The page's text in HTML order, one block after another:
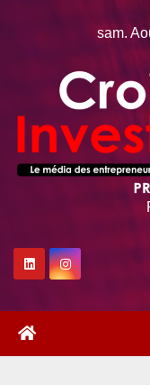
sam.